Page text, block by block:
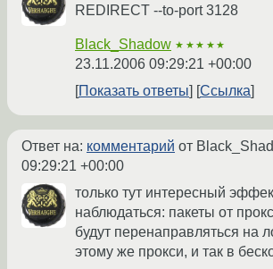
REDIRECT --to-port 3128
Black_Shadow ★★★★★
23.11.2006 09:29:21 +00:00
Показать ответы
Ссылка
Ответ на: комментарий от
09:29:21 +00:00
только тут интересный
наблюдаться: пакеты от
будут перенаправляться на
этому же прокси, и так в